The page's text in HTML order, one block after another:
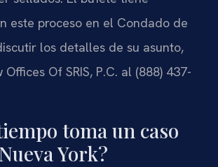
este proceso en el Condado de
los detalles de su asunto,
Of SRIS, P.C. al (888) 437-
toma un caso
York?